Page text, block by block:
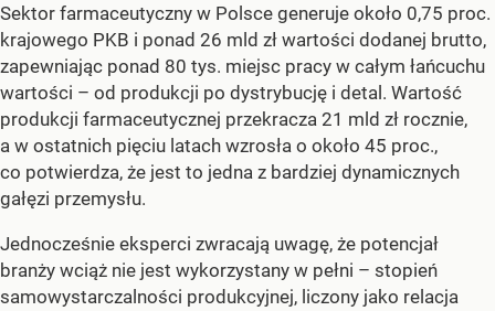
Sektor farmaceutyczny w Polsce generuje około 0,75 proc.
krajowego PKB i ponad 26 mld zł wartości dodanej brutto,
zapewniając ponad 80 tys. miejsc pracy w całym łańcuchu
wartości – od produkcji po dystrybucję i detal. Wartość
produkcji farmaceutycznej przekracza 21 mld zł rocznie,
a w ostatnich pięciu latach wzrosła o około 45 proc.,
co potwierdza, że jest to jedna z bardziej dynamicznych
gałęzi przemysłu.
Jednocześnie eksperci zwracają uwagę, że potencjał
branży wciąż nie jest wykorzystany w pełni – stopień
samowystarczalności produkcyjnej, liczony jako relacja